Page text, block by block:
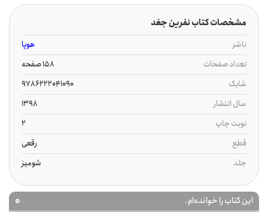
مشخصات کتاب نفرین جغد
ناشر
هوپا
تعداد صفحات
158 صفحه
شابک
9786222041090
سال انتشار
1398
نوبت چاپ
2
قطع
رقعی
جلد
شومیز
این کتاب را خوانده‌ام. 0